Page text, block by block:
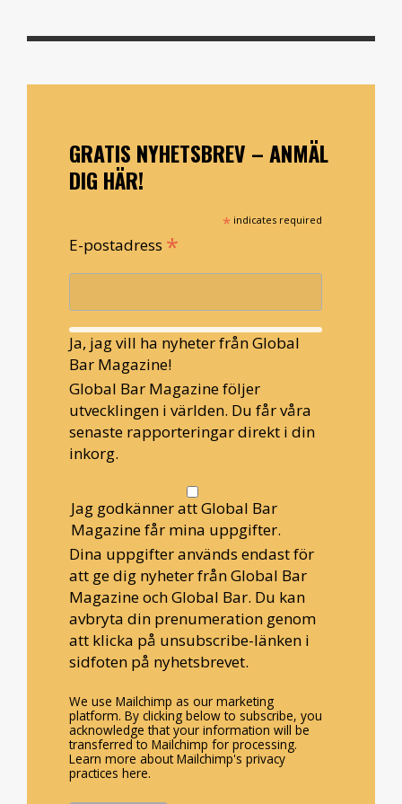
GRATIS NYHETSBREV – ANMÄL
DIG HÄR!
* indicates required
E-postadress *
Ja, jag vill ha nyheter från Global
Bar Magazine!
Global Bar Magazine följer
utvecklingen i världen. Du får våra
senaste rapporteringar direkt i din
inkorg.
Jag godkänner att Global Bar
Magazine får mina uppgifter.
Dina uppgifter används endast för
att ge dig nyheter från Global Bar
Magazine och Global Bar. Du kan
avbryta din prenumeration genom
att klicka på unsubscribe-länken i
sidfoten på nyhetsbrevet.
We use Mailchimp as our marketing
platform. By clicking below to subscribe, you
acknowledge that your information will be
transferred to Mailchimp for processing.
Learn more about Mailchimp's privacy
practices here.